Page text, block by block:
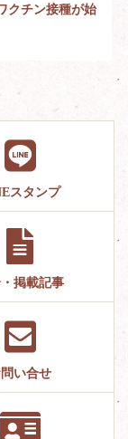
クチン接種が始
スタンプ
掲載記事
い合せ